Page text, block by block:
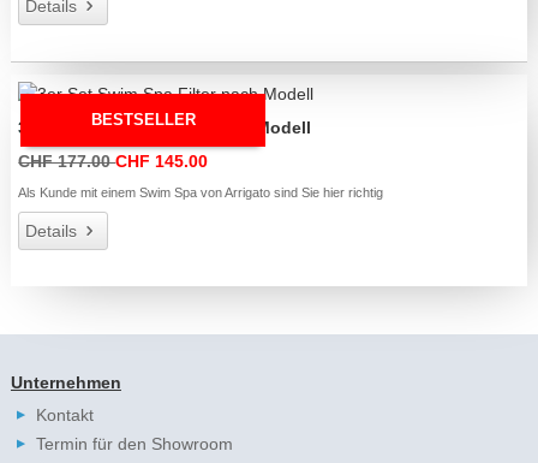
Details
BESTSELLER
3er Set Swim Spa Filter nach Modell
CHF 177.00CHF 145.00
Als Kunde mit einem Swim Spa von Arrigato sind Sie hier richtig
Details
Unternehmen
Kontakt
Termin für den Showroom